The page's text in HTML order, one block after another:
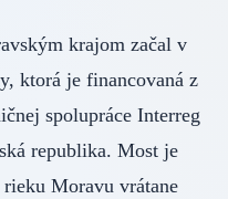
krajom začal v
ktorá je financovaná z
spolupráce Interreg
republika. Most je
Moravu vrátane